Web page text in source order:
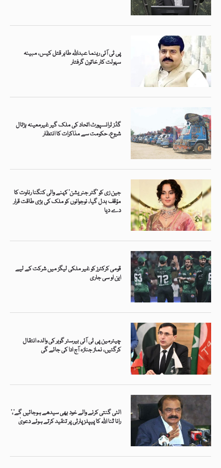
پی ٹی آئی رہنما عبداللہ طاہر قتل کیس، مبینہ
سہولت کار خاتون گرفتار
گڈز ٹرانسپورٹ اتحاد کی ملک گیر غیرمعینہ ہڑتال
شروع، حکومت سے مذاکرات کا انتظار
جین زی کو ’گٹر جنریشن‘ کہنے والی کنگنا رناوت کا
مؤقف بدل گیا، نوجوانوں کو ملک کی بڑی طاقت قرار
دے دیا
قومی کرکٹرز کو غیر ملکی لیگز میں شرکت کے لیے
این او سی جاری
چیئرمین پی ٹی آئی بیرسٹر گوہر کی والدہ انتقال
کرگئیں، نماز جنازہ آج ادا کی جائے گی
’الٹی گنتی کرنے والے خود بھی سیدھے ہوجائیں گے‘،
رانا ثنا اللہ کا پیپلز پارٹی پر تنقید کرتے ہوئے دعویٰ